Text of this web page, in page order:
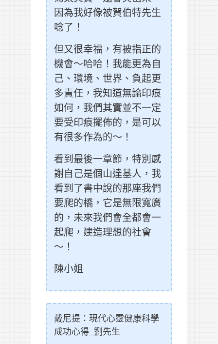
因為我好像被賀伯特先生
唸了！
但又很幸福，有被指正的
機會～哈哈！我能更為自
己、環境、世界、負起更
多責任，我知道無論印痕
如何，我們其實並不一定
要受印痕擺佈的，是可以
有很多作為的～！
看到最後一章節，特別感
謝自己是個山達基人，我
看到了書中說的那座我們
要爬的橋，它是無限寬廣
的，未來我們會全都會一
起爬，建造理想的社會
～！
陳小姐
戴尼提：現代心靈健康科學
成功心得_劉先生